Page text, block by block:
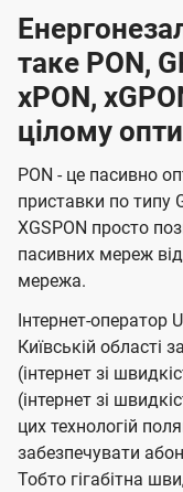
таке PON,
xPON,
цілому
PON - це пасивно
приставки по типу
XGSPON просто
пасивних мереж
мережа.
Інтернет-оператор
Київській області
(інтернет зі
(інтернет зі
цих технологій
забезпечувати
Тобто гігабітна